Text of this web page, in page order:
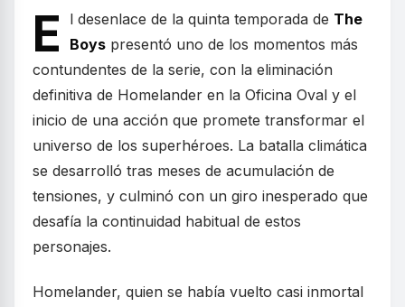
E l desenlace de la quinta temporada de The
Boys presentó uno de los momentos más
contundentes de la serie, con la eliminación
definitiva de Homelander en la Oficina Oval y el
inicio de una acción que promete transformar el
universo de los superhéroes. La batalla climática
se desarrolló tras meses de acumulación de
tensiones, y culminó con un giro inesperado que
desafía la continuidad habitual de estos
personajes.
Homelander, quien se había vuelto casi inmortal